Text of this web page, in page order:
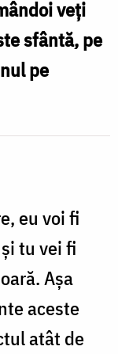
veţi
sfântă, pe
pe
eu voi fi
tu vei fi
Aşa
aceste
atât de